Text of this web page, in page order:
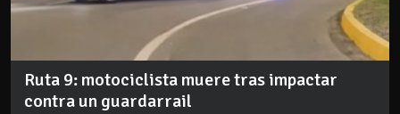
Ruta 9: motociclista muere tras impactar
contra un guardarrail